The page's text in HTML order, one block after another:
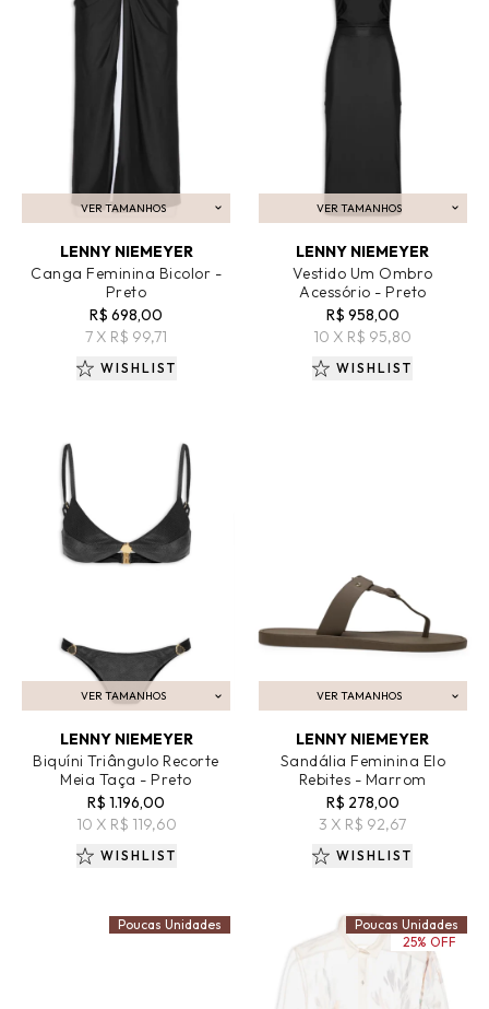
VER TAMANHOS
ADICIONAR AO CARRINHO
LENNY NIEMEYER
Canga Feminina Bicolor -
Preto
R$ 698,00
7 X R$ 99,71
WISHLIST
VER TAMANHOS
ADICIONAR AO CARRINHO
LENNY NIEMEYER
Vestido Um Ombro
Acessório - Preto
R$ 958,00
10 X R$ 95,80
WISHLIST
VER TAMANHOS
ADICIONAR AO CARRINHO
LENNY NIEMEYER
Biquíni Triângulo Recorte
Meia Taça - Preto
R$ 1.196,00
10 X R$ 119,60
WISHLIST
VER TAMANHOS
ADICIONAR AO CARRINHO
LENNY NIEMEYER
Sandália Feminina Elo
Rebites - Marrom
R$ 278,00
3 X R$ 92,67
WISHLIST
Poucas Unidades
Poucas Unidades
25% OFF